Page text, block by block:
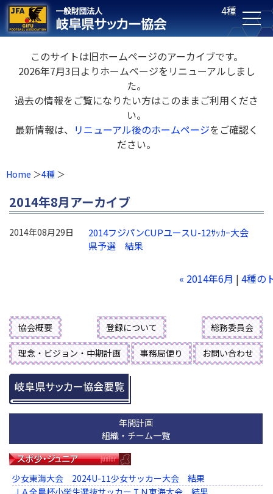
4種
このサイトは旧ホームページのアーカイブです。
2026年7月3日よりホームページをリニューアルしまし
た。
過去の情報をご覧になりたい方はこのままご利用くださ
い。
最新情報は、 リニューアル後のホームページをご確認く
ださい。
Home 4種
2014年8月アーカイブ
2014年08月29日
2014フジパンCUPユースU-12ｻｯｶｰ大会
県予選 結果
« 2014年6月 | 4種の
協会概要 登録について 総務委員会
理念・ビジョン・中期計画 事務局便り お問い合わせ
年間計画
組織・チーム一覧
少女東海大会 2024U-11少女サッカー大会 結果
ＪＡ全農杯小学生選抜サッカーＩＮ東海大会 結果